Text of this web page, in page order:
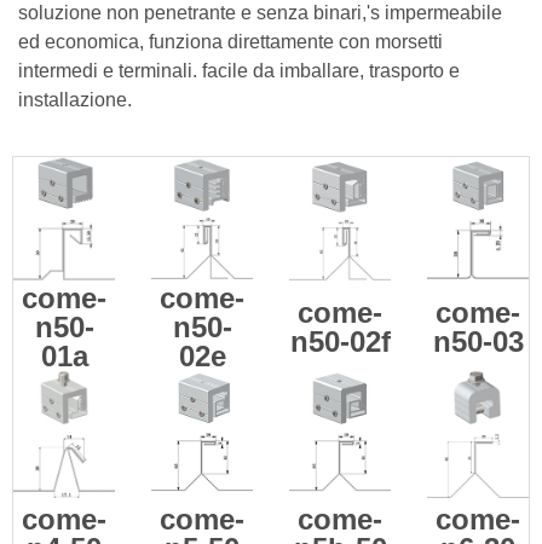
soluzione non penetrante e senza binari,'s impermeabile
ed economica, funziona direttamente con morsetti
intermedi e terminali. facile da imballare, trasporto e
installazione.
come-
n50-
01a
come-
n50-
02e
come-
n50-02f
come-
n50-03
come-
come-
come-
come-